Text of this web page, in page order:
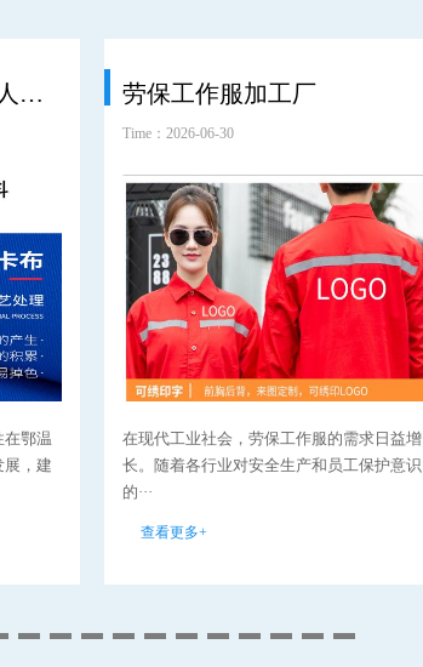
鄂温克族自治旗工地工人劳保服工装
鄂温
展，建
劳保工作服加工厂
Time：2026-06-30
在现代工业社会，劳保工作服的需求日益增
长。随着各行业对安全生产和员工保护意识
的···
查看更多+